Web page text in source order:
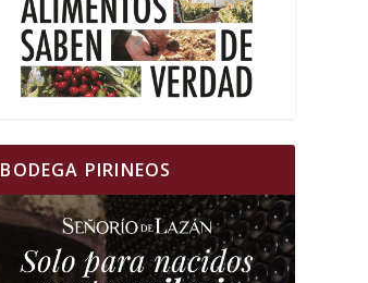
BODEGA PIRINEOS